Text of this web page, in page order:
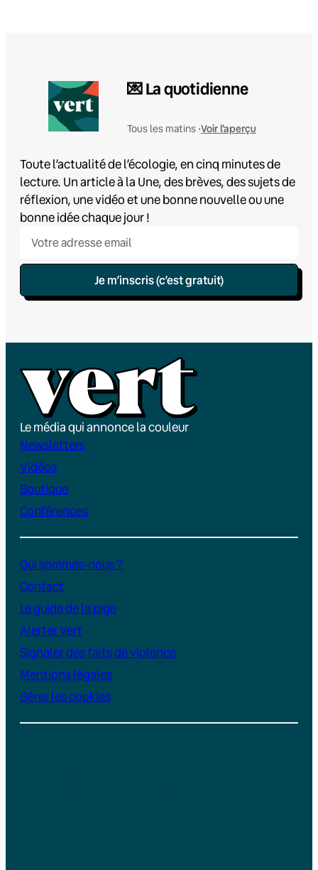
💌 La quotidienne
Tous les matins •Voir l'aperçu
Toute l’actualité de l’écologie, en cinq minutes de
lecture. Un article à la Une, des brèves, des sujets de
réflexion, une vidéo et une bonne nouvelle ou une
bonne idée chaque jour !
Je m’inscris (c’est gratuit)
Le média qui annonce la couleur
Newsletters
Vidéos
Boutique
Conférences
Qui sommes-nous ?
Contact
Le guide de la pige
Alerter Vert
Signaler des faits de violence
Mentions légales
Gérer les cookies